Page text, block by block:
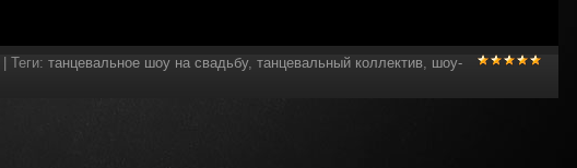
Теги: танцевальное шоу на свадьбу, танцевальный коллектив, шоу-